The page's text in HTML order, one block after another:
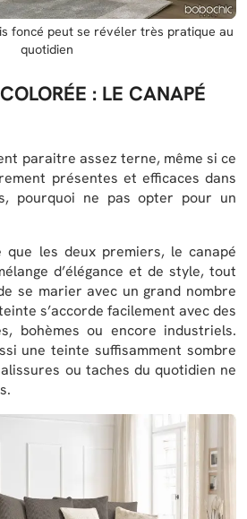
foncé peut se révéler très pratique au
quotidien
: LE CANAPÉ
paraitre assez terne, même si ce
présentes et efficaces dans
pourquoi ne pas opter pour un
que les deux premiers, le canapé
d’élégance et de style, tout
se marier avec un grand nombre
s’accorde facilement avec des
bohèmes ou encore industriels.
une teinte suffisamment sombre
ou taches du quotidien ne